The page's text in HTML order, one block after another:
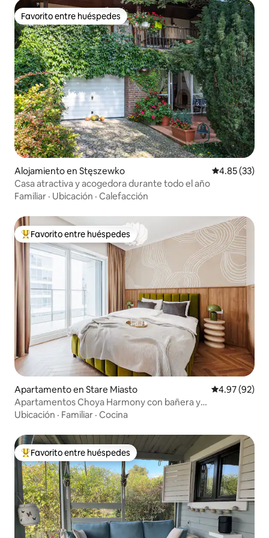
Favorito entre huéspedes
Favorito entre huéspedes
Alojamiento en Stęszewko Calificación
4.85 (33)
Casa atractiva y acogedora durante todo el año
Familiar · Ubicación · Calefacción
Favorito entre huéspedes preferido
Favorito entre huéspedes
Apartamento en Stare Miasto Calificación
4.97 (92)
Apartamentos Choya Harmony con bañera y
aparcamiento gratuito
Ubicación · Familiar · Cocina
Favorito entre huéspedes preferido
Favorito entre huéspedes